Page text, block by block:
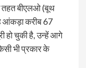
बीएलओ (बूथ
आंकड़ा करीब 67
हो चुकी है, उन्हें आगे
भी प्रकार के